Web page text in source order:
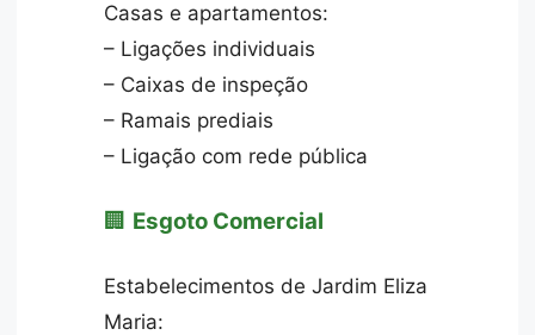
Casas e apartamentos:
– Ligações individuais
– Caixas de inspeção
– Ramais prediais
– Ligação com rede pública
🏢 Esgoto Comercial
Estabelecimentos de Jardim Eliza
Maria: